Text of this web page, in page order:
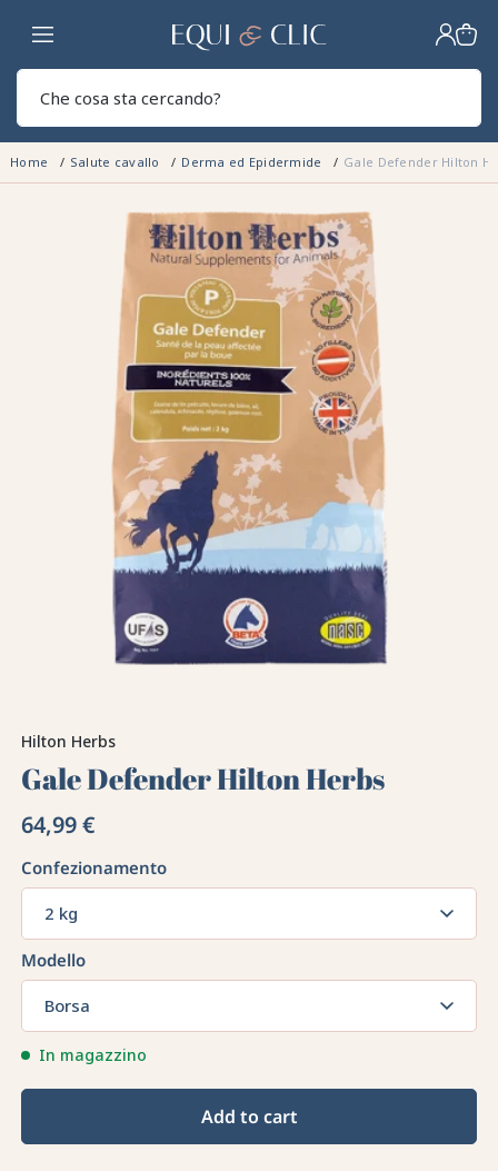
Casa
Home Salute cavallo Derma ed Epidermide Gale Defender Hilton
Hilton Herbs
Gale Defender Hilton Herbs
64,99 €
Confezionamento
2 kg
Modello
Borsa
In magazzino
Add to cart